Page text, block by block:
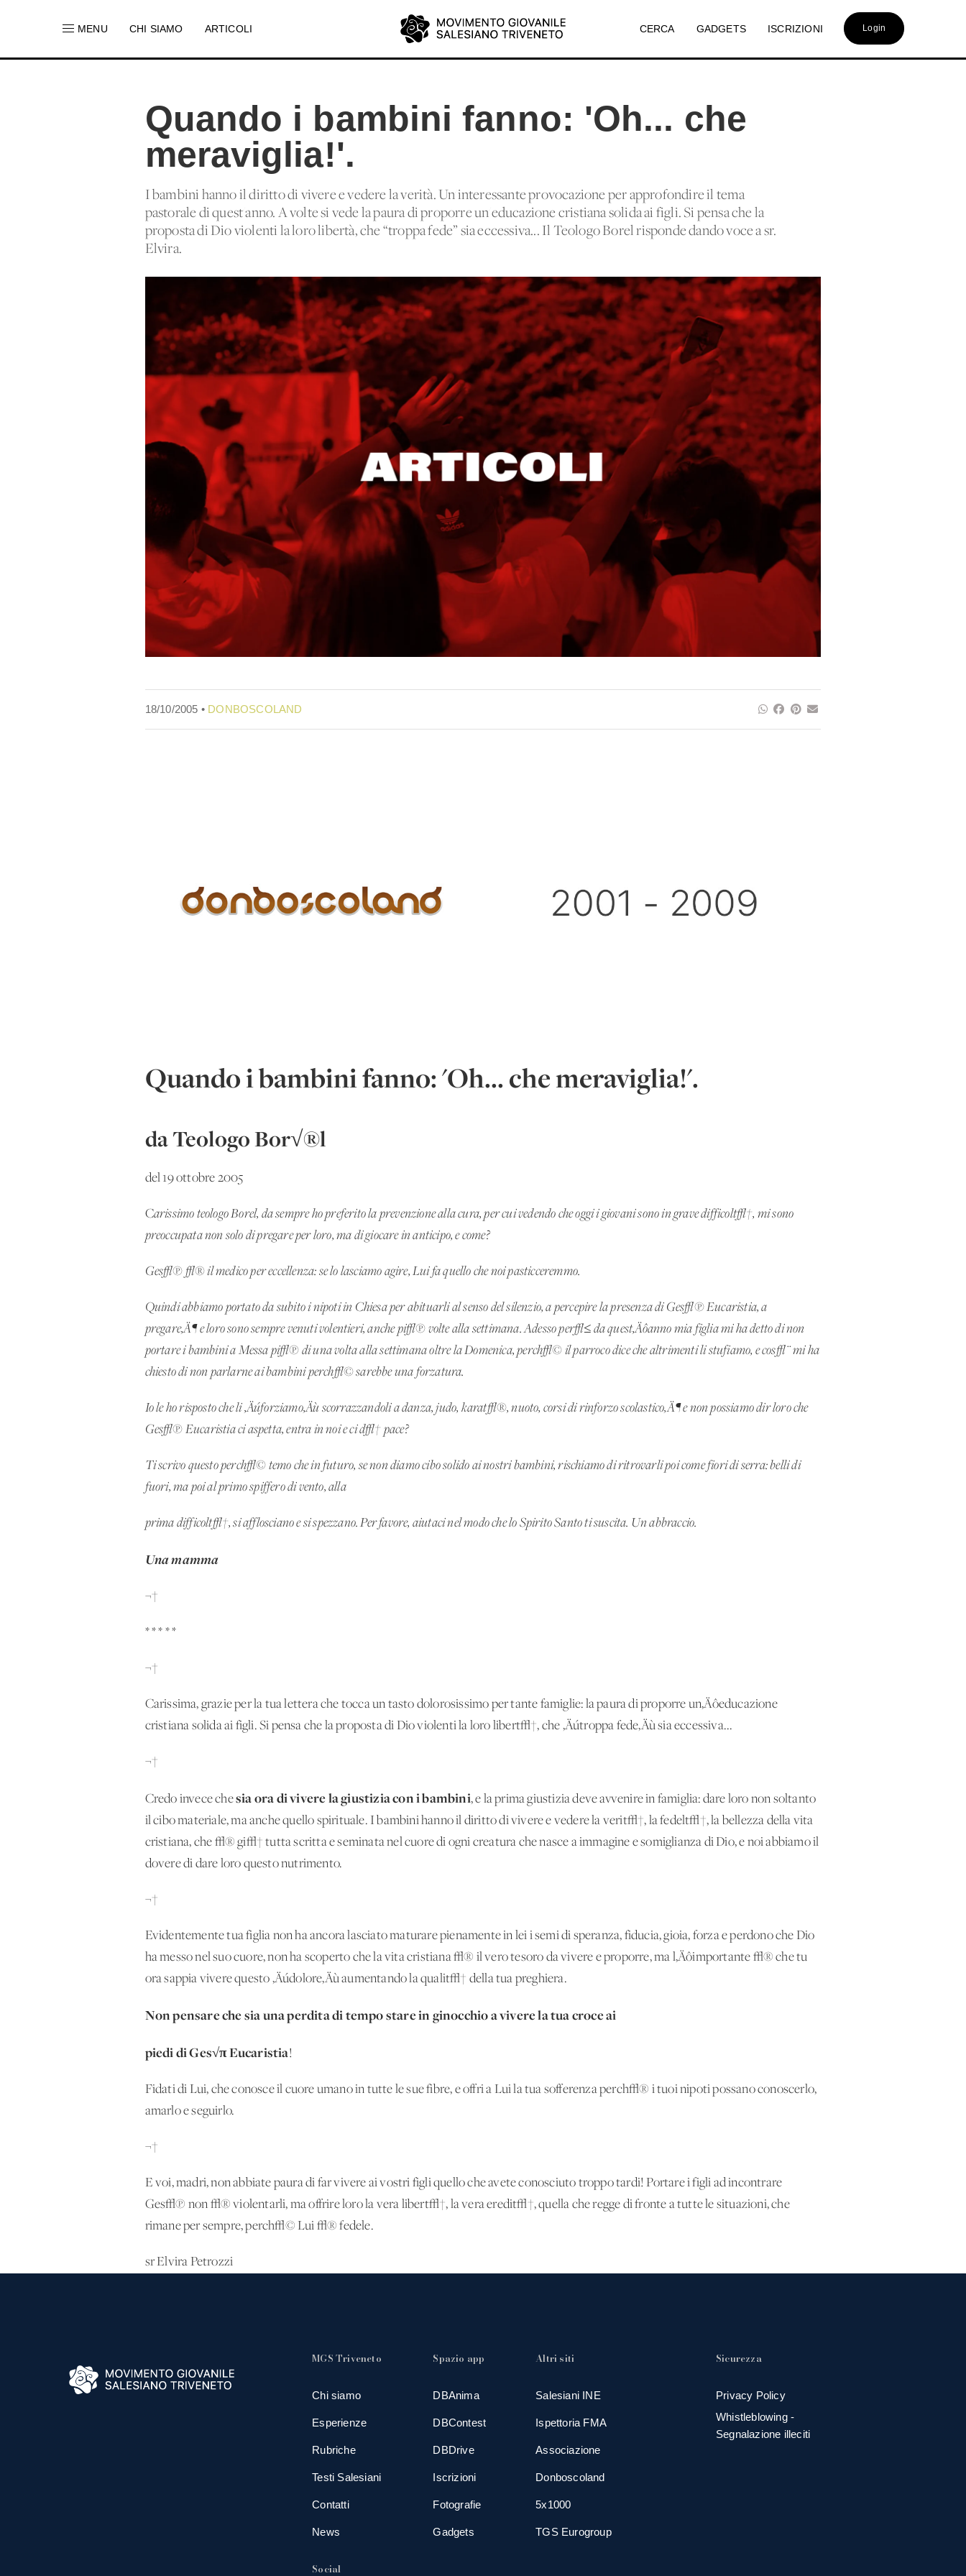
MENU CHI SIAMO ARTICOLI CERCA GADGETS ISCRIZIONI Login
Quando i bambini fanno: 'Oh... che
meraviglia!'.
I bambini hanno il diritto di vivere e vedere la verità. Un'interessante provocazione per approfondire il tema
pastorale di quest'anno. A volte si vede la paura di proporre un'educazione cristiana solida ai figli. Si pensa che la
proposta di Dio violenti la loro libertà, che “troppa fede” sia eccessiva... Il Teologo Borel risponde dando voce a sr.
Elvira.
18/10/2005 • DONBOSCOLAND
Quando i bambini fanno: 'Oh... che meraviglia!'.
da Teologo Bor√®l
del 19 ottobre 2005
Carissimo teologo Borel, da sempre ho preferito la prevenzione alla cura, per cui vedendo che oggi i giovani sono in grave difficolt√†, mi sono
preoccupata non solo di pregare per loro, ma di giocare in anticipo, e come?
Ges√π √® il medico per eccellenza: se lo lasciamo agire, Lui fa quello che noi pasticceremmo.
Quindi abbiamo portato da subito i nipoti in Chiesa per abituarli al senso del silenzio, a percepire la presenza di Ges√π Eucaristia, a
pregare‚Ä¶ e loro sono sempre venuti volentieri, anche pi√π volte alla settimana. Adesso per√≤ da quest‚Äôanno mia figlia mi ha detto di non
portare i bambini a Messa pi√π di una volta alla settimana oltre la Domenica, perch√© il parroco dice che altrimenti li stufiamo, e cos√¨ mi ha
chiesto di non parlarne ai bambini perch√© sarebbe una forzatura.
Io le ho risposto che li ‚Äúforziamo‚Äù scorrazzandoli a danza, judo, karat√®, nuoto, corsi di rinforzo scolastico‚Ä¶ e non possiamo dir loro che
Ges√π Eucaristia ci aspetta, entra in noi e ci d√† pace?
Ti scrivo questo perch√© temo che in futuro, se non diamo cibo solido ai nostri bambini, rischiamo di ritrovarli poi come fiori di serra: belli di
fuori, ma poi al primo spiffero di vento, alla
prima difficolt√†, si afflosciano e si spezzano. Per favore, aiutaci nel modo che lo Spirito Santo ti suscita. Un abbraccio.
Una mamma
¬†
* * * * *
¬†
Carissima, grazie per la tua lettera che tocca un tasto dolorosissimo per tante famiglie: la paura di proporre un‚Äôeducazione
cristiana solida ai figli. Si pensa che la proposta di Dio violenti la loro libert√†, che ‚Äútroppa fede‚Äù sia eccessiva...
¬†
Credo invece chesia ora di vivere la giustizia con i bambini, e la prima giustizia deve avvenire in famiglia: dare loro non soltanto
il cibo materiale, ma anche quello spirituale. I bambini hanno il diritto di vivere e vedere la verit√†, la fedelt√†, la bellezza della vita
cristiana, che √® gi√† tutta scritta e seminata nel cuore di ogni creatura che nasce a immagine e somiglianza di Dio, e noi abbiamo il
dovere di dare loro questo nutrimento.
¬†
Evidentemente tua figlia non ha ancora lasciato maturare pienamente in lei i semi di speranza, fiducia, gioia, forza e perdono che Dio
ha messo nel suo cuore, non ha scoperto che la vita cristiana √® il vero tesoro da vivere e proporre, ma l‚Äôimportante √® che tu
ora sappia vivere questo ‚Äúdolore‚Äù aumentando la qualit√† della tua preghiera.
Non pensare che sia una perdita di tempo stare in ginocchio a vivere la tua croce ai
piedi di Ges√π Eucaristia!
Fidati di Lui, che conosce il cuore umano in tutte le sue fibre, e offri a Lui la tua sofferenza perch√® i tuoi nipoti possano conoscerlo,
amarlo e seguirlo.
¬†
E voi, madri, non abbiate paura di far vivere ai vostri figli quello che avete conosciuto troppo tardi! Portare i figli ad incontrare
Ges√π non √® violentarli, ma offrire loro la vera libert√†, la vera eredit√†, quella che regge di fronte a tutte le situazioni, che
rimane per sempre, perch√© Lui √® fedele.
sr Elvira Petrozzi
MGS Triveneto
Chi siamo
Esperienze
Rubriche
Testi Salesiani
Contatti
News
Social
Spazio app
DBAnima
DBContest
DBDrive
Iscrizioni
Fotografie
Gadgets
Altri siti
Salesiani INE
Ispettoria FMA
Associazione
Donboscoland
5x1000
TGS Eurogroup
Sicurezza
Privacy Policy
Whistleblowing -
Segnalazione illeciti